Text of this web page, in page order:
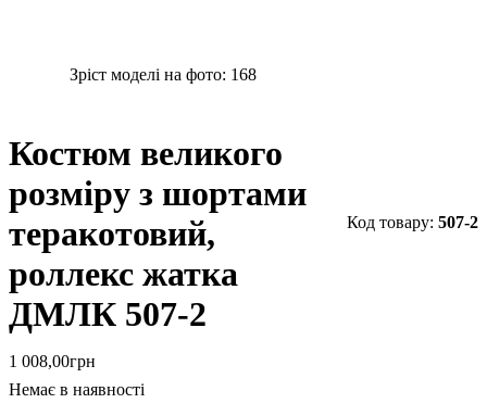
Зріст моделі на фото: 168
Костюм великого
розміру з шортами
теракотовий,
роллекс жатка
ДМЛК 507-2
507-2
1 008,00грн
Немає в наявності